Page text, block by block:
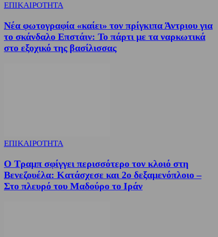
ΕΠΙΚΑΙΡΟΤΗΤΑ
Νέα φωτογραφία «καίει» τον πρίγκιπα Άντριου για
το σκάνδαλο Επστάιν: Το πάρτι με τα ναρκωτικά
στο εξοχικό της βασίλισσας
ΕΠΙΚΑΙΡΟΤΗΤΑ
Ο Τραμπ σφίγγει περισσότερο τον κλοιό στη
Βενεζουέλα: Κατάσχεσε και 2ο δεξαμενόπλοιο –
Στο πλευρό του Μαδούρο το Ιράν